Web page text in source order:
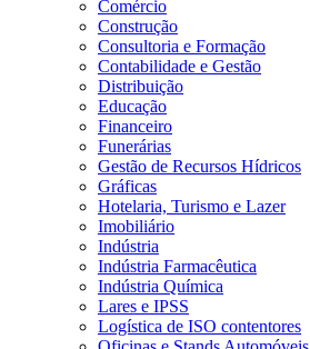
Comércio
Construção
Consultoria e Formação
Contabilidade e Gestão
Distribuição
Educação
Financeiro
Funerárias
Gestão de Recursos Hídricos
Gráficas
Hotelaria, Turismo e Lazer
Imobiliário
Indústria
Indústria Farmacêutica
Indústria Química
Lares e IPSS
Logística de ISO contentores